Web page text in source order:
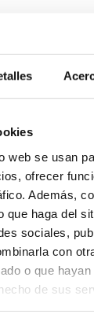
web se usan
ofrecer
Además,
que haga del
sociales,
con
o que hayan
de sus
Seguros